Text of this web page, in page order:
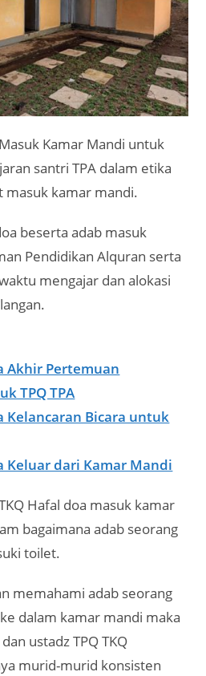
Kamar Mandi untuk
santri TPA dalam etika
masuk kamar mandi.
beserta adab masuk
Pendidikan Alquran serta
mengajar dan alokasi
Akhir Pertemuan
TPQ TPA
Kelancaran Bicara untuk
Keluar dari Kamar Mandi
Hafal doa masuk kamar
bagaimana adab seorang
toilet.
memahami adab seorang
dalam kamar mandi maka
ustadz TPQ TKQ
murid-murid konsisten